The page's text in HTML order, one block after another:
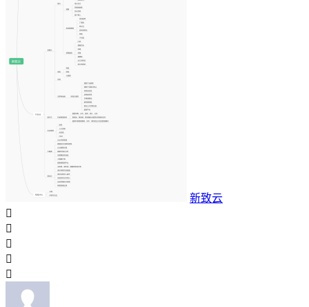
新致云




